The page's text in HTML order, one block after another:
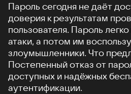
Пароль сегодня не даёт
доверия к результатам
пользователя. Пароль
атаки, а потом им
злоумышленники. Что
Постепенный отказ от
доступных и надёжных
аутентификации.